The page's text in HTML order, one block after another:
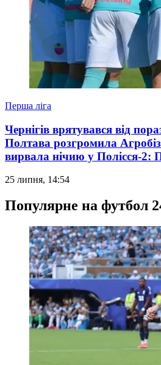
Перша ліга
Чернігів врятувався від
Полтава розгромила
вирвала нічию у Полісся-2:
25 липня, 14:54
Популярне на футбол